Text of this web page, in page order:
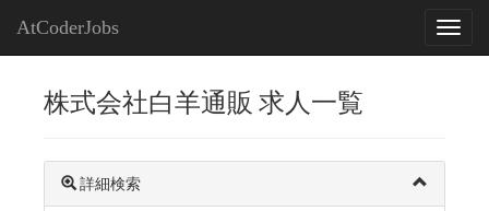
AtCoderJobs
株式会社白羊通販 求人一覧
詳細検索